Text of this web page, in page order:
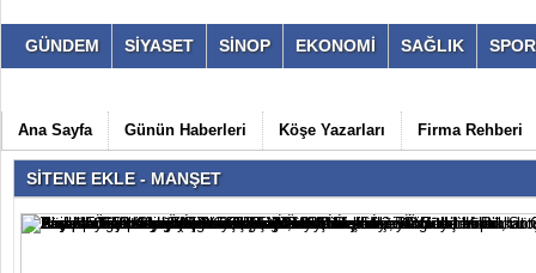
GÜNDEM SİYASET SİNOP EKONOMİ SAĞLIK SPOR
Ana Sayfa Günün Haberleri Köşe Yazarları Firma Rehberi
SİTENE EKLE - MANŞET